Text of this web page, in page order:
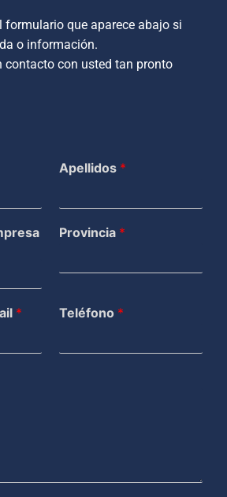
formulario que aparece abajo si
o información.
contacto con usted tan pronto
Apellidos *
Provincia *
* Teléfono *